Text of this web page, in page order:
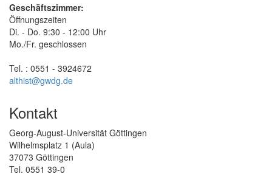
Geschäftszimmer:
Öffnungszeiten
Di. - Do. 9:30 - 12:00 Uhr
Mo./Fr. geschlossen
Tel. : 0551 - 3924672
althist@gwdg.de
Kontakt
Georg-August-Universität Göttingen
Wilhelmsplatz 1 (Aula)
37073 Göttingen
Tel. 0551 39-0